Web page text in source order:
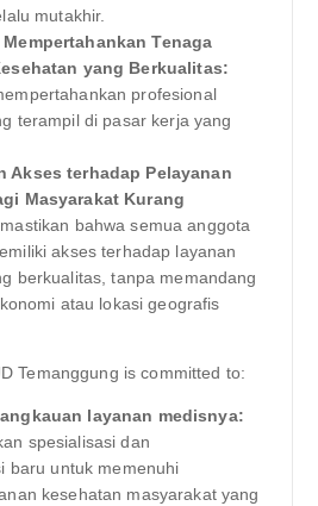
mutakhir.
Tenaga
yang Berkualitas:
profesional
terampil di pasar kerja yang
Akses terhadap Pelayanan
Masyarakat Kurang
bahwa semua anggota
akses terhadap layanan
berkualitas, tanpa memandang
atau lokasi geografis
Temanggung is committed to:
layanan medisnya:
spesialisasi dan
baru untuk memenuhi
kesehatan masyarakat yang